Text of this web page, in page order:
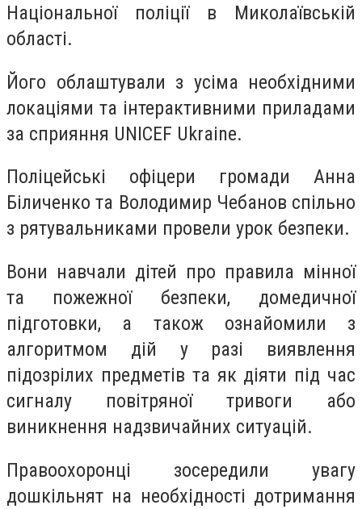
Національної поліції в Миколаївській
області.
Його облаштували з усіма необхідними
локаціями та інтерактивними приладами
за сприяння UNICEF Ukraine.
Поліцейські офіцери громади Анна
Біличенко та Володимир Чебанов спільно
з рятувальниками провели урок безпеки.
Вони навчали дітей про правила мінної
та пожежної безпеки, домедичної
підготовки, а також ознайомили з
алгоритмом дій у разі виявлення
підозрілих предметів та як діяти під час
сигналу повітряної тривоги або
виникнення надзвичайних ситуацій.
Правоохоронці зосередили увагу
дошкільнят на необхідності дотримання